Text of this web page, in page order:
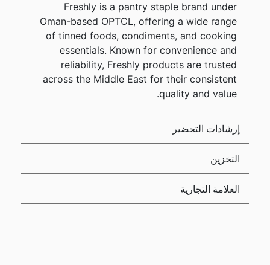
Freshly is a pantry staple brand under
Oman-based OPTCL, offering a wide range
of tinned foods, condiments, and cooking
essentials. Known for convenience and
reliability, Freshly products are trusted
across the Middle East for their consistent
quality and value.
إرشادات التحضير
التخزين
العلامة التجارية